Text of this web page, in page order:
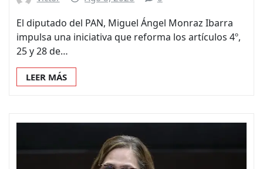
El diputado del PAN, Miguel Ángel Monraz Ibarra
impulsa una iniciativa que reforma los artículos 4º,
25 y 28 de…
LEER MÁS